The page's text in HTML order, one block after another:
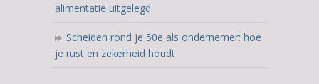
alimentatie uitgelegd
Scheiden rond je 50e als ondernemer: hoe
je rust en zekerheid houdt